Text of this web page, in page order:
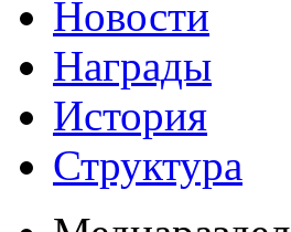
Новости
Награды
История
Структура